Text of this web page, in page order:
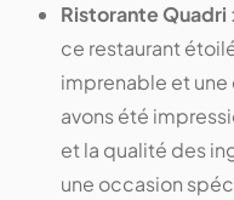
Ristorante Quadri
ce restaurant
imprenable et
avons été
et la qualité des
une occasion